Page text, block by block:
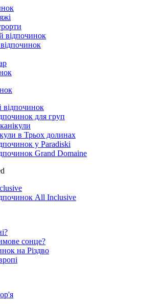
відпочинок
для груп
в Трьох долинах
у Paradiski
Grand Domaine
All Inclusive
сонце?
на Різдво